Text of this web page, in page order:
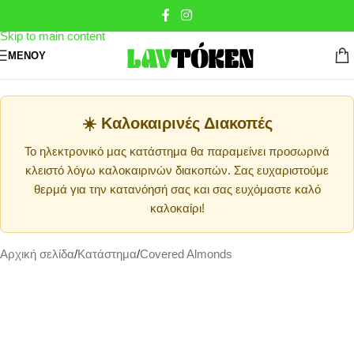
Skip to main content
ΜΕΝΟΎ
☀️ Καλοκαιρινές Διακοπές
Το ηλεκτρονικό μας κατάστημα θα παραμείνει προσωρινά
κλειστό λόγω καλοκαιρινών διακοπών. Σας ευχαριστούμε
θερμά για την κατανόησή σας και σας ευχόμαστε καλό
καλοκαίρι!
Αρχική σελίδα/Κατάστημα/Covered Almonds